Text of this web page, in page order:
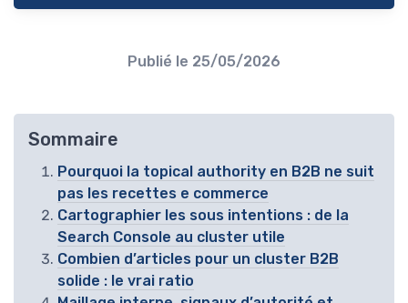
Publié le 25/05/2026
Sommaire
Pourquoi la topical authority en B2B ne suit
pas les recettes e commerce
Cartographier les sous intentions : de la
Search Console au cluster utile
Combien d’articles pour un cluster B2B
solide : le vrai ratio